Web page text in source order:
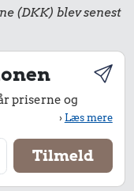
(DKK) blev senest
priserne og
›Læs mere